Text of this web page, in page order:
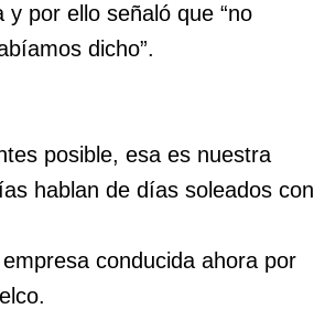
por ello señaló que “no
dicho”.
posible, esa es nuestra
hablan de días soleados con
conducida ahora por